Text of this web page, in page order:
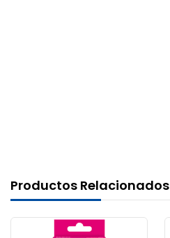
Productos Relacionados